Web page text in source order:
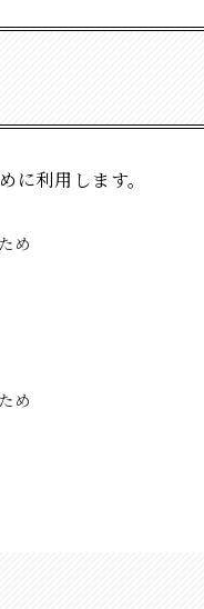
利用します。
め
め